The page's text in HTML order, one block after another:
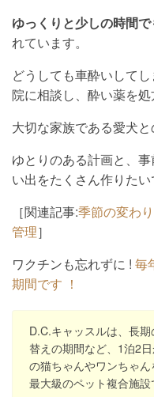
ゆっくりと少しの時間
れています。
どうしても車酔いして
院に相談し、酔い薬を処
大切な家族である愛犬と
ゆとりのある計画と、
い出をたくさん作りたい
［関連記事:季節の変わ
管理］
ワクチンも忘れずに ! 毎
期間です ！
D.C.キャッスルは、長
替えの期間など、1泊2
の猫ちゃんやワンちゃ
最大級のペット複合施設